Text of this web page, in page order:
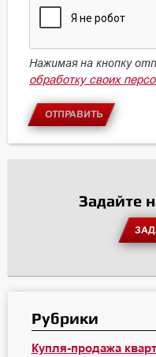
Нажимая на кнопку
обработку своих
ОТПРАВИТЬ
Задайте
Рубрики
Купля-продажа